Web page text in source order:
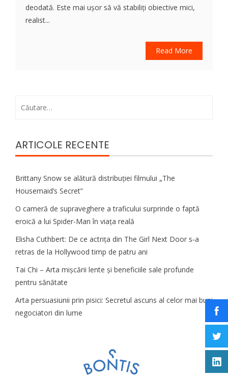
deodată. Este mai ușor să vă stabiliți obiective mici,
realist...
Read More
ARTICOLE RECENTE
Brittany Snow se alătură distribuției filmului „The
Housemaid’s Secret”
O cameră de supraveghere a traficului surprinde o faptă
eroică a lui Spider-Man în viața reală
Elisha Cuthbert: De ce actrița din The Girl Next Door s‑a
retras de la Hollywood timp de patru ani
Tai Chi – Arta mișcării lente și beneficiile sale profunde
pentru sănătate
Arta persuasiunii prin pisici: Secretul ascuns al celor mai buni
negociatori din lume